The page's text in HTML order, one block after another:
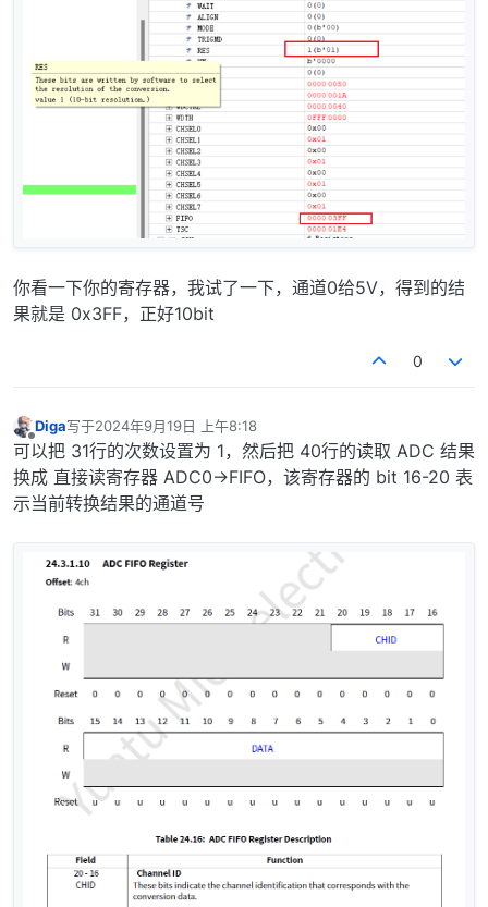
你看一下你的寄存器，我试了一下，通道0给5V，得到的结
果就是 0x3FF，正好10bit
0
离线
Diga写于2024年9月19日 上午8:18
最后由 编辑
可以把 31行的次数设置为 1，然后把 40行的读取 ADC 结果
换成 直接读寄存器 ADC0->FIFO，该寄存器的 bit 16-20 表
示当前转换结果的通道号